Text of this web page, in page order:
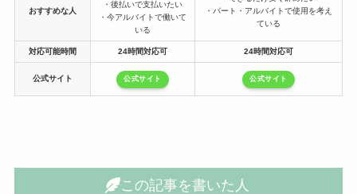
おすすめな人
・後払いで支払いたい
・今アルバイトで働いて
いる
・パート・アルバイトで使用を考え
ている
対応可能時間 24時間対応可 24時間対応可
公式サイト 公式サイト 公式サイト
この記事を書いた人